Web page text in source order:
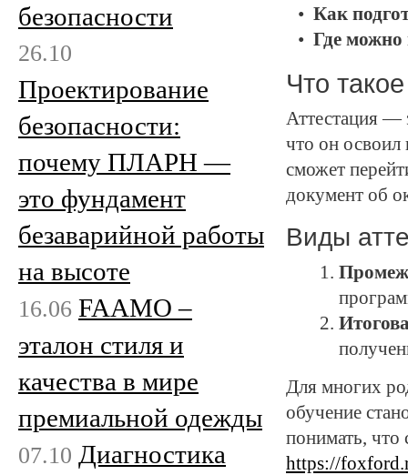
Как
Где можно
Что
Аттестация —
что он освоил
сможет
документ об
Виды
Для многих
обучение
понимать, что
https://
безопасности
26.10
Проектирование
безопасности:
почему ПЛАРН —
это фундамент
безаварийной работы
на высоте
16.06 FAAMO –
эталон стиля и
качества в мире
премиальной одежды
07.10 Диагностика